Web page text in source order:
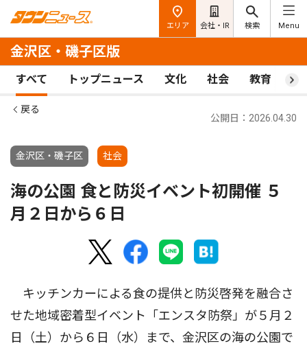
エリア 会社・IR 検索 Menu
金沢区・磯子区版
すべて トップニュース 文化 社会 教育 ス
戻る
金沢区・磯子区 社会
公開日：2026.04.30
海の公園 食と防災イベント初開催 ５
月２日から６日
キッチンカーによる食の提供と防災啓発を融合さ
せた地域密着型イベント「エンスタ防祭」が５月２
日（土）から６日（水）まで、金沢区の海の公園で